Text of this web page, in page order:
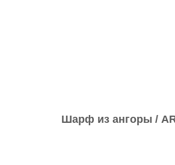
Шарф из ангоры /